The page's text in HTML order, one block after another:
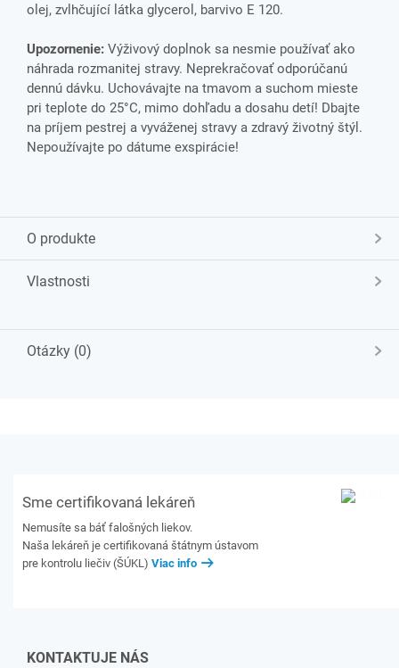
olej, zvlhčující látka glycerol, barvivo E 120.
Upozornenie: Výživový doplnok sa nesmie používať ako
náhrada rozmanitej stravy. Neprekračovať odporúčanú
dennú dávku. Uchovávajte na tmavom a suchom mieste
pri teplote do 25°C, mimo dohľadu a dosahu detí! Dbajte
na príjem pestrej a vyváženej stravy a zdravý životný štýl.
Nepoužívajte po dátume exspirácie!
O produkte
Vlastnosti
Otázky (0)
Sme certifikovaná lekáreň
Nemusíte sa báť falošných liekov.
Naša lekáreň je certifikovaná štátnym ústavom
pre kontrolu liečiv (ŠÚKL) Viac info
KONTAKTUJE NÁS